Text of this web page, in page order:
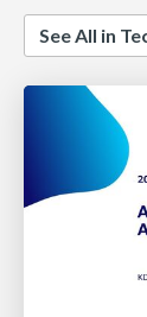
See All in